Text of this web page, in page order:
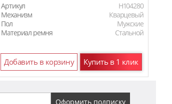
Артикул
H104280
Механизм
Кварцевый
Пол
Мужские
Материал ремня
Стальной
Добавить в корзину Купить в 1 клик